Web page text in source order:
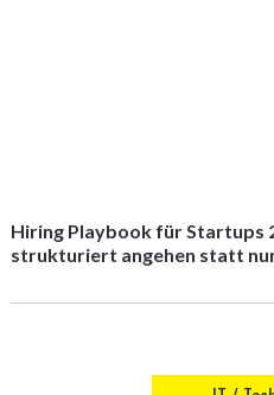
Hiring Playbook für Startups
strukturiert angehen statt